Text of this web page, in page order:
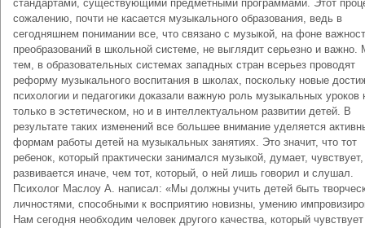
стандартами, существующими предметными программами. Этот
сожалению, почти не касается музыкального образования, ведь в
сегодняшнем понимании все, что связано с музыкой, на фоне
преобразований в школьной системе, не выглядит серьезно и
тем, в образовательных системах западных стран всерьез проводят
реформу музыкального воспитания в школах, поскольку новые
психологии и педагогики доказали важную роль музыкальных уроков
только в эстетическом, но и в интеллектуальном развитии детей. В
результате таких изменений все большее внимание уделяется
формам работы детей на музыкальных занятиях. Это значит, что тот
ребенок, который практически занимался музыкой, думает, чувствует,
развивается иначе, чем тот, который, о ней лишь говорил и слушал.
Психолог Маслоу А. написал: «Мы должны учить детей быть
личностями, способными к восприятию новизны, умению
Нам сегодня необходим человек другого качества, который